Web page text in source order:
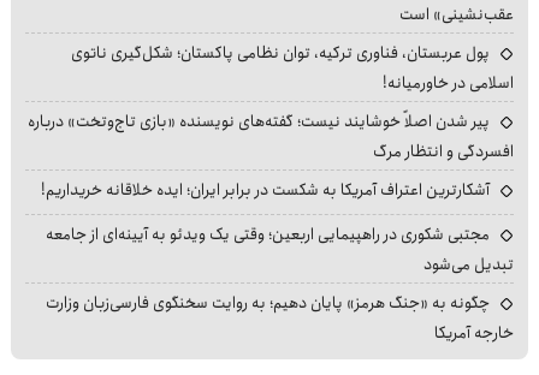
عقب‌نشینی» است
پول عربستان، فناوری ترکیه، توان نظامی پاکستان؛ شکل‌گیری ناتوی
اسلامی در خاورمیانه!
پیر شدن اصلاً خوشایند نیست؛ گفته‌های نویسنده «بازی تاج‌وتخت» درباره
افسردگی و انتظار مرگ
آشکارترین اعتراف آمریکا به شکست در برابر ایران؛ ایده خلاقانه خریداریم!
مجتبی شکوری در راهپیمایی اربعین؛ وقتی یک ویدئو به آیینه‌ای از جامعه
تبدیل می‌شود
چگونه به «جنگ هرمز» پایان دهیم؛ به روایت سخنگوی فارسی‌زبان وزارت
خارجه آمریکا